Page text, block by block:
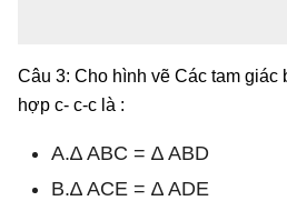
Câu 3: Cho hình vẽ Các tam giác
hợp c- c-c là :
A.∆ ABC = ∆ ABD
B.∆ ACE = ∆ ADE